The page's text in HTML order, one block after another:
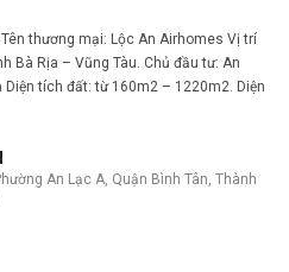
thương mại: Lộc An Airhomes Vị trí
Bà Rịa – Vũng Tàu. Chủ đầu tư: An
tích đất: từ 160m2 – 1220m2. Diện
An Lạc A, Quận Bình Tân, Thành